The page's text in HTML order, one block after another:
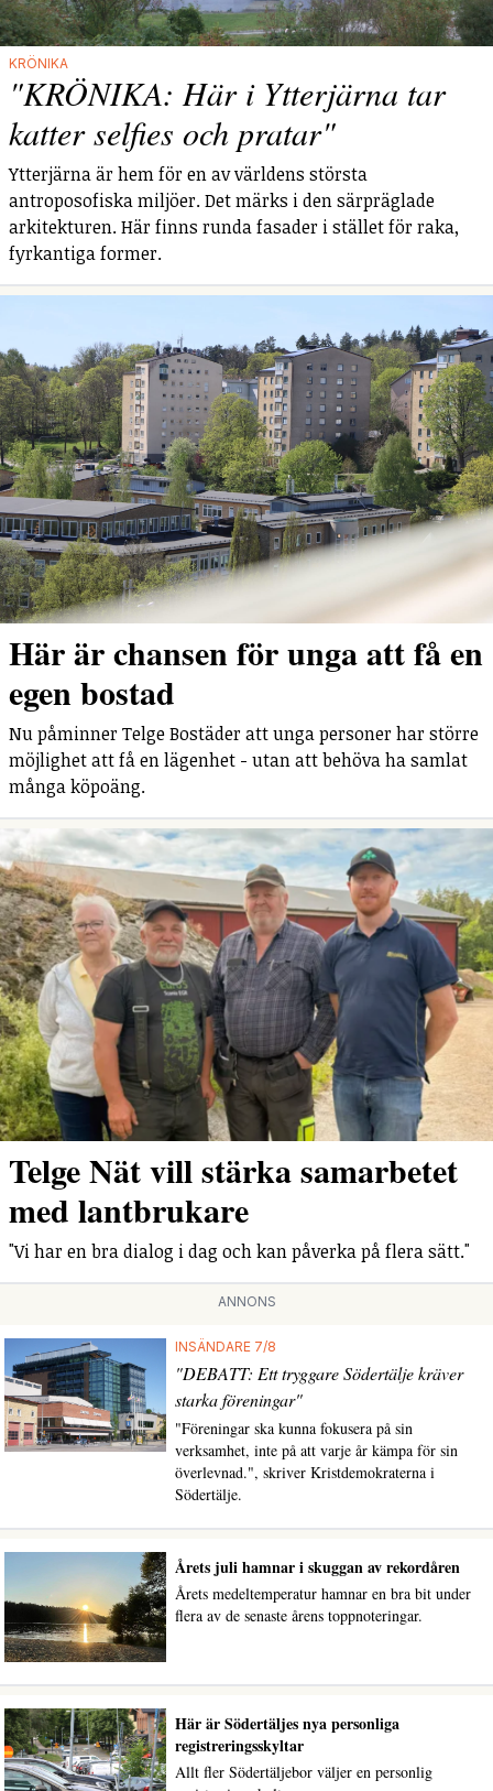
KRÖNIKA
"KRÖNIKA: Här i Ytterjärna tar
katter selfies och pratar"
Ytterjärna är hem för en av världens största
antroposofiska miljöer. Det märks i den särpräglade
arkitekturen. Här finns runda fasader i stället för raka,
fyrkantiga former.
Här är chansen för unga att få en
egen bostad
Nu påminner Telge Bostäder att unga personer har större
möjlighet att få en lägenhet - utan att behöva ha samlat
många köpoäng.
Telge Nät vill stärka samarbetet
med lantbrukare
"Vi har en bra dialog i dag och kan påverka på flera sätt."
ANNONS
INSÄNDARE 7/8
"DEBATT: Ett tryggare Södertälje kräver
starka föreningar"
"Föreningar ska kunna fokusera på sin
verksamhet, inte på att varje år kämpa för sin
överlevnad.", skriver Kristdemokraterna i
Södertälje.
Årets juli hamnar i skuggan av rekordåren
Årets medeltemperatur hamnar en bra bit under
flera av de senaste årens toppnoteringar.
Här är Södertäljes nya personliga
registreringsskyltar
Allt fler Södertäljebor väljer en personlig